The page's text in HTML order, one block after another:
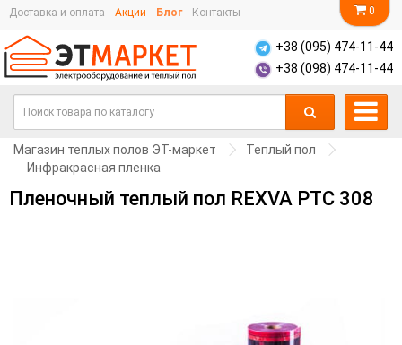
0
Доставка и оплата Акции Блог Контакты
+38 (095) 474-11-44
+38 (098) 474-11-44
Магазин теплых полов ЭТ-маркет
Теплый пол
Инфракрасная пленка
Пленочный теплый пол REXVA PTC 308